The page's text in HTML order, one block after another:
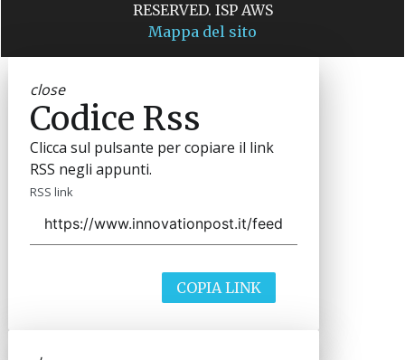
RESERVED. ISP AWS
Mappa del sito
close
Codice Rss
Clicca sul pulsante per copiare il link
RSS negli appunti.
RSS link
COPIA LINK